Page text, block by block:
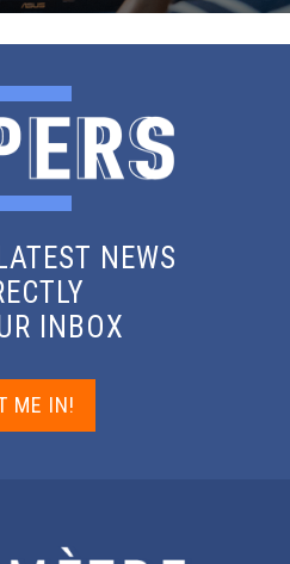
NEWS
INBOX
ME IN!